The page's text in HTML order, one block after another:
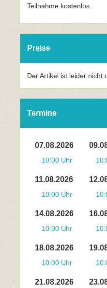
Teilnahme kostenlos.
Preise
Der Artikel ist leider nicht
Termine
07.08.2026
10:00 Uhr
11.08.2026
10:00 Uhr
14.08.2026
10:00 Uhr
18.08.2026
10:00 Uhr
21.08.2026